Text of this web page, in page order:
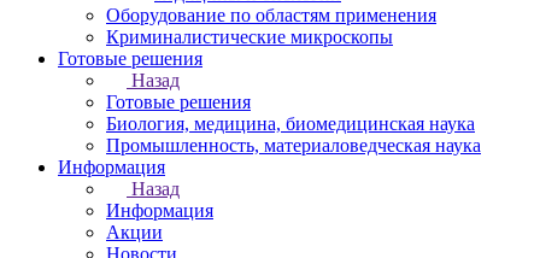
Оборудование по областям применения
Криминалистические микроскопы
Готовые решения
Назад
Готовые решения
Биология, медицина, биомедицинская наука
Промышленность, материаловедческая наука
Информация
Назад
Информация
Акции
Новости